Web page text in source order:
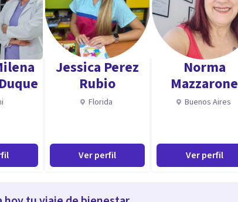
Jessica Perez
Rubio
Florida
Ver perfil
Norma
Mazzarone
Buenos Aires
Ver perfil